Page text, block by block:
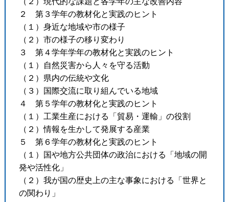
２ 第３学年の教材化と実践のヒント
（１）身近な地域や市の様子
（２）市の様子の移り変わり
３ 第４学年学年の教材化と実践のヒント
（１）自然災害から人々を守る活動
（２）県内の伝統や文化
（３）国際交流に取り組んでいる地域
４ 第５学年の教材化と実践のヒント
（１）工業生産における「貿易・運輸」の役割
（２）情報を生かして発展する産業
５ 第６学年の教材化と実践のヒント
（１）国や地方公共団体の政治における「地域の開
発や活性化」
（２）我が国の歴史上の主な事象における「世界と
の関わり」